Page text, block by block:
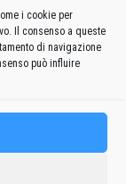
i cookie per
Il consenso a queste
di navigazione
può influire
delle